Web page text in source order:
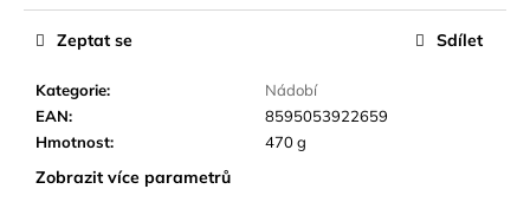
Kategorie:
Nádobí
EAN:
8595053922659
Hmotnost: 470 g
Zobrazit více parametrů
Zeptat se Sdílet
e
m
CARNOSPORT
100